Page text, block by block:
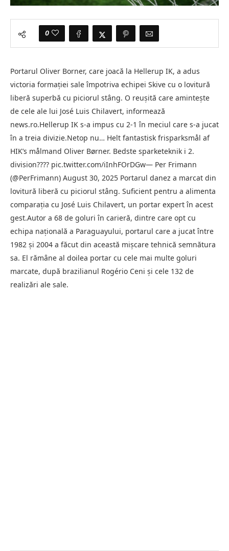
0
Portarul Oliver Borner, care joacă la Hellerup IK, a adus
victoria formaţiei sale împotriva echipei Skive cu o lovitură
liberă superbă cu piciorul stâng. O reuşită care aminteşte
de cele ale lui José Luis Chilavert, informează
news.ro.Hellerup IK s-a impus cu 2-1 în meciul care s-a jucat
în a treia divizie.Netop nu… Helt fantastisk frisparksmål af
HIK’s målmand Oliver Børner. Bedste sparketeknik i 2.
division???? pic.twitter.com/iInhFOrDGw— Per Frimann
(@PerFrimann) August 30, 2025 Portarul danez a marcat din
lovitură liberă cu piciorul stâng. Suficient pentru a alimenta
comparaţia cu José Luis Chilavert, un portar expert în acest
gest.Autor a 68 de goluri în carieră, dintre care opt cu
echipa naţională a Paraguayului, portarul care a jucat între
1982 şi 2004 a făcut din această mişcare tehnică semnătura
sa. El rămâne al doilea portar cu cele mai multe goluri
marcate, după brazilianul Rogério Ceni şi cele 132 de
realizări ale sale.